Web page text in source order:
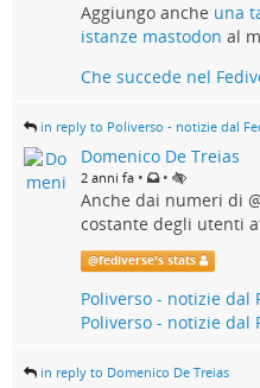
Aggiungo anche una
istanze mastodon al
Che succede nel
in reply to Poliverso - notizie dal
Domenico De Treias
2 anni fa • •
Anche dai numeri di
costante degli utenti
@fediverse's stats
Poliverso - notizie
Poliverso - notizie
in reply to Domenico De Treias